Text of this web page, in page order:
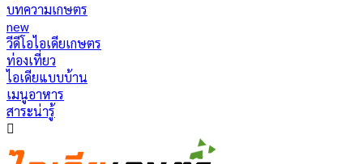
บทความเกษตร
new
วีดีโอไอเดียเกษตร
ท่องเที่ยว
ไอเดียแบบบ้าน
เมนูอาหาร
สาระน่ารู้